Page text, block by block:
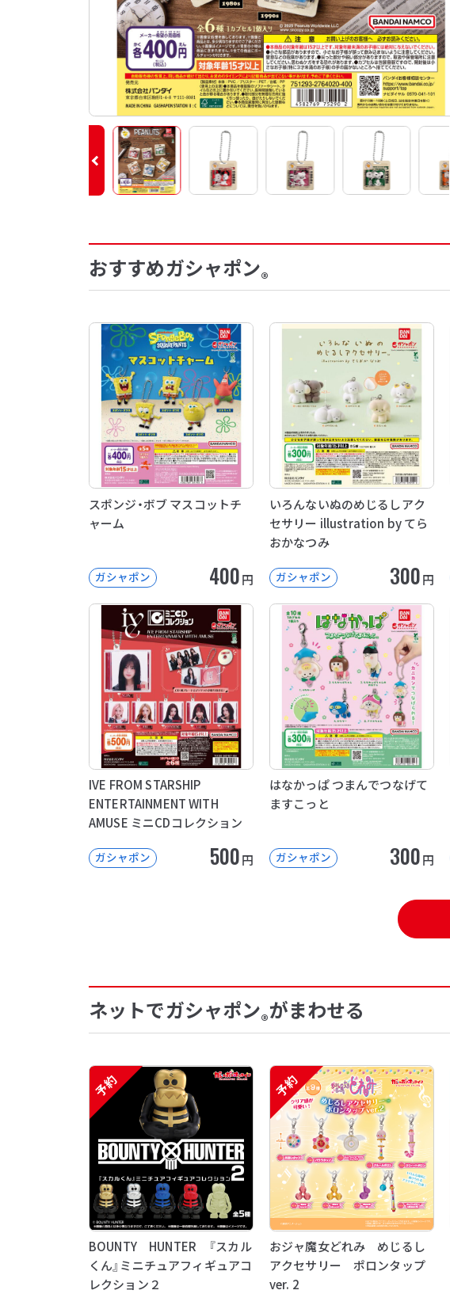
おすすめガシャポン®
スポンジ・ボブ マスコットチ
ャーム
ガシャポン 400円
いろんないぬのめじるしアク
セサリー illustration by てら
おかなつみ
ガシャポン 300円
IVE FROM STARSHIP
ENTERTAINMENT WITH
AMUSE ミニCDコレクション
ガシャポン 500円
はなかっぱ つまんでつなげて
ますこっと
ガシャポン 300円
ネットでガシャポン®がまわせる
予約
BOUNTY HUNTER 『スカル
くん』ミニチュアフィギュアコ
レクション２
予約
おジャ魔女どれみ めじるし
アクセサリー ポロンタップ
ver. 2